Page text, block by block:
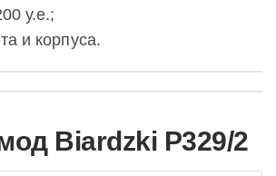
у.е.;
и корпуса.
Biardzki P329/2